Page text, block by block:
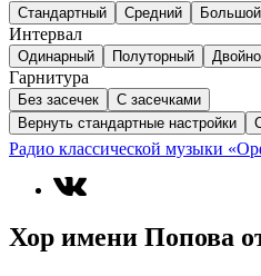
Стандартный Средний Большой
Интервал
Одинарный Полуторный
Гарнитура
Без засечек
С засечками
Вернуть стандартные настройки
Радио классической музыки
Хор имени Попова